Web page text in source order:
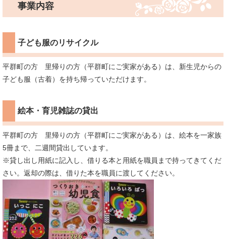
事業内容
子ども服のリサイクル
平群町の方 里帰りの方（平群町にご実家がある）は、新生児からの
子ども服（古着）を持ち帰っていただけます。
絵本・育児雑誌の貸出
平群町の方 里帰りの方（平群町にご実家がある）は、絵本を一家族
5冊まで、二週間貸出しています。
​※貸し出し用紙に記入し、借りる本と用紙を職員まで持ってきてくだ
さい。返却の際は、借りた本を職員に渡してください。